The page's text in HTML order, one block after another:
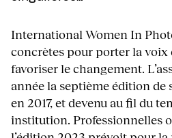
International Women In
concrètes pour porter la voix
favoriser le changement.
année la septième édition de
en 2017, et devenu au fil du
institution. Professionnelles